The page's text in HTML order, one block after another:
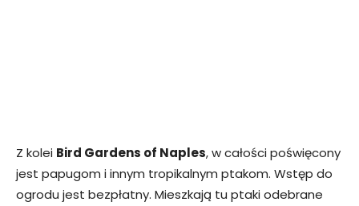
Z kolei Bird Gardens of Naples, w całości poświęcony
jest papugom i innym tropikalnym ptakom. Wstęp do
ogrodu jest bezpłatny. Mieszkają tu ptaki odebrane